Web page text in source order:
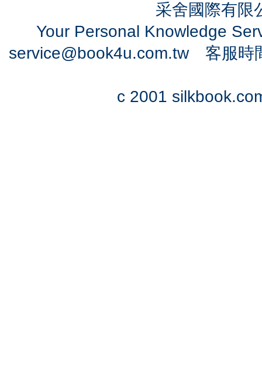
采舍國際有
Your Personal Knowledge
service@book4u.com.tw客服時
c 2001